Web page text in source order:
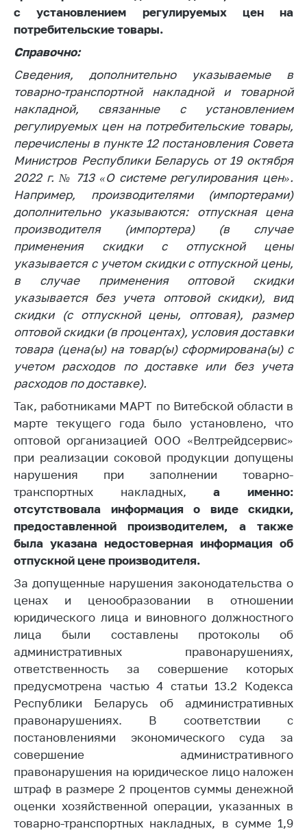
Идеологическая
работа
Официальные
геральдические
символы
5 лет МАРТ
Деятельность
Ценовая политика
Антимонопольное
регулирование и
конкуренция
Торговля и услуги
Регулирование и
контроль закупок
Защита прав
потребителей
Регулирование
рекламной
деятельности
сотрудничество
Применение мер
нетарифного
регулирования
Биржевая торговля
Выставочная
деятельность в
Республике
Беларусь
Защита
персональных
Новости
Обратиться в МАРТ
Личный прием
граждан и юр. лиц
Прямaя телефоннaя
линия
Горячая линия
Электронные
обращения
с установлением регулируемых цен на
потребительские товары.
Справочно:
Сведения, дополнительно указываемые в
товарно-транспортной накладной и товарной
накладной, связанные с установлением
регулируемых цен на потребительские товары,
перечислены в пункте 12 постановления Совета
Министров Республики Беларусь от 19 октября
2022 г. № 713 «О системе регулирования цен».
Например, производителями (импортерами)
дополнительно указываются: отпускная цена
производителя (импортера) (в случае
применения скидки с отпускной цены
указывается с учетом скидки с отпускной цены,
в случае применения оптовой скидки
указывается без учета оптовой скидки), вид
скидки (с отпускной цены, оптовая), размер
оптовой скидки (в процентах), условия доставки
товара (цена(ы) на товар(ы) сформирована(ы) с
учетом расходов по доставке или без учета
расходов по доставке).
Так, работниками МАРТ по Витебской области в
марте текущего года было установлено, что
оптовой организацией ООО «Велтрейдсервис»
при реализации соковой продукции допущены
нарушения при заполнении товарно-
транспортных накладных,а именно:
отсутствовала информация о виде скидки,
предоставленной производителем, а также
была указана недостоверная информация об
отпускной цене производителя.
За допущенные нарушения законодательства о
ценах и ценообразовании в отношении
юридического лица и виновного должностного
лица были составлены протоколы об
административных правонарушениях,
ответственность за совершение которых
предусмотрена частью 4 статьи 13.2 Кодекса
Республики Беларусь об административных
правонарушениях. В соответствии с
постановлениями экономического суда за
совершение административного
правонарушения на юридическое лицо наложен
штраф в размере 2 процентов суммы денежной
оценки хозяйственной операции, указанных в
товарно-транспортных накладных, в сумме 1,9